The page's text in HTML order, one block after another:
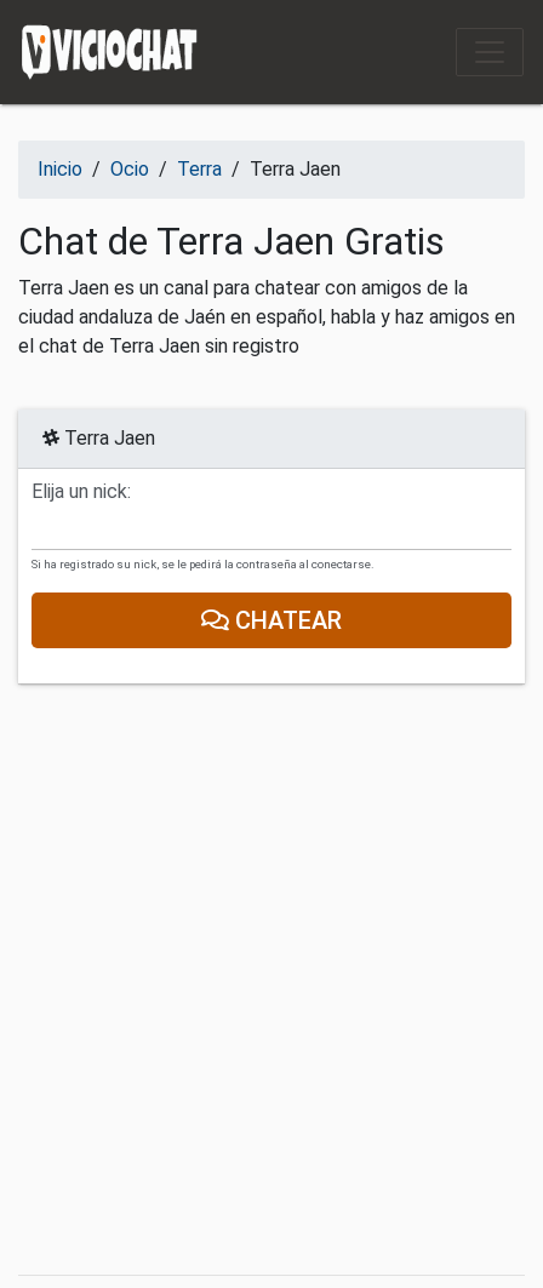
Inicio / Ocio / Terra / Terra Jaen
Chat de Terra Jaen Gratis
Terra Jaen es un canal para chatear con amigos de la
ciudad andaluza de Jaén en español, habla y haz amigos en
el chat de Terra Jaen sin registro
Terra Jaen
Elija un nick:
Si ha registrado su nick, se le pedirá la contraseña al conectarse.
CHATEAR